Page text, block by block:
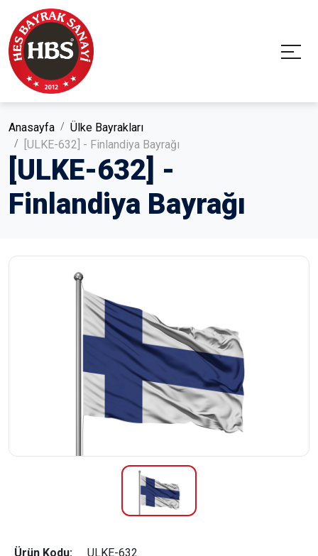
Anasayfa
Ülke Bayrakları
[ULKE-632] - Finlandiya Bayrağı
[ULKE-632] -
Finlandiya Bayrağı
Ürün Kodu: ULKE-632